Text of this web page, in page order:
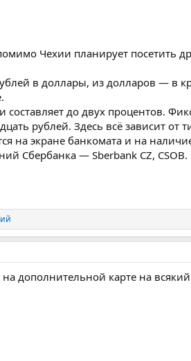
Чехии планирует посетить
в доллары, из долларов —
до двух процентов.
рублей. Здесь всё зависит
на экране банкомата и на
Сбербанка — Sberbank CZ,
дополнительной карте на